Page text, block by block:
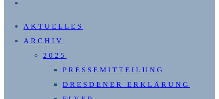
UMSCHALTEN
AKTUELLES
ARCHIV
2025
PRESSEMITTEILUNG
DRESDENER ERKLÄRUNG